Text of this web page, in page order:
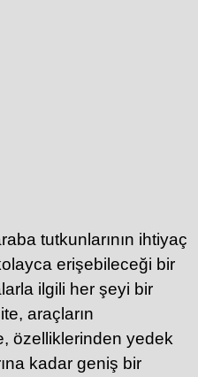
tutkunlarının ihtiyaç
erişebileceği bir
ilgili her şeyi bir
araçların
özelliklerinden yedek
kadar geniş bir